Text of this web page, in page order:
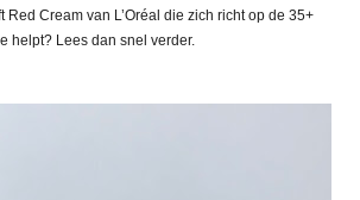
Red Cream van L’Oréal die zich richt op de 35+
helpt? Lees dan snel verder.